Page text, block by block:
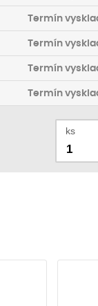
Termín
Termín
Termín
Termín
Termín
Termín
ks